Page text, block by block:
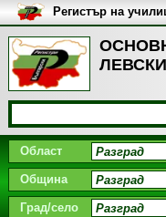
Регистър на
университетите в
Област
Община
Град/село